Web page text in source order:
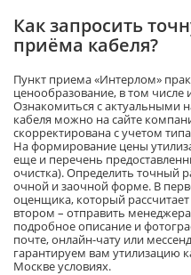
Как запросить
приёма кабеля?
Пункт приема «Интерлом»
ценообразование, в том числе
Ознакомиться с актуальными
кабеля можно на сайте
скорректирована с учетом
На формирование цены
еще и перечень
очистка). Определить точный
очной и заочной форме. В
оценщика, который
втором – отправить
подробное описание и
почте, онлайн-чату или
гарантируем вам утилизацию
Москве условиях.